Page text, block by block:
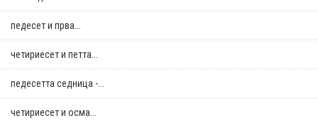
педесет и прва...
четириесет и петта...
педесетта седница -...
четириесет и осма...